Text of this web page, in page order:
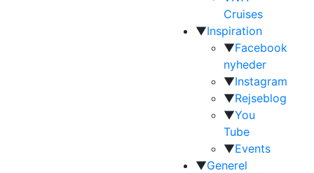
Cruises
▼Inspiration
▼Facebook
nyheder
▼Instagram
▼Rejseblog
▼You
Tube
▼Events
▼Generel